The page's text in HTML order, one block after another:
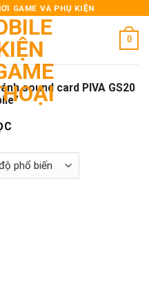
GAME VÀ PHỤ KIỆN
0
sound card PIVA GS20